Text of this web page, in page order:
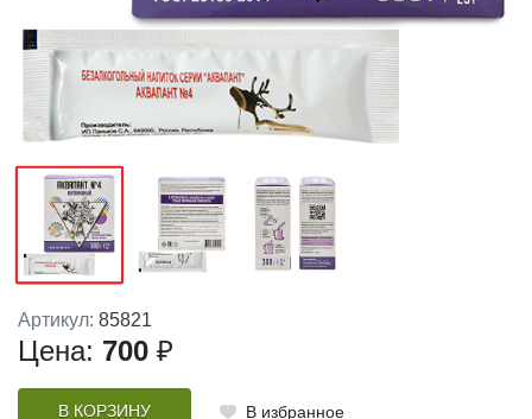
Артикул: 85821
Цена: 700 ₽
В КОРЗИНУ В избранное